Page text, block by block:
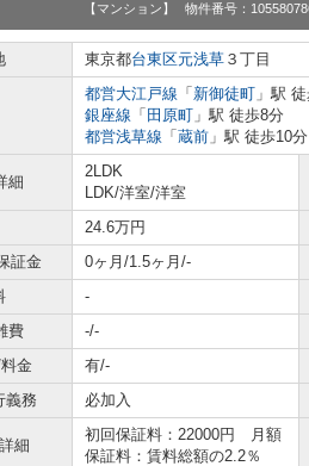
【マンション】 物件番号：
東京都台東区元浅草 ３丁目
都営大江戸線 「 新御徒町 」駅
銀座線 「 田原町 」駅 徒歩8分
都営浅草線 「 蔵前 」駅 徒歩10分
細
2LDK
LDK/洋室/洋室
24.6万円
証金
0ヶ月/1.5ヶ月/-
-
費
-/-
金
有/-
義務
必加入
細
初回保証料：22000円 月額
保証料：賃料総額の2.2％